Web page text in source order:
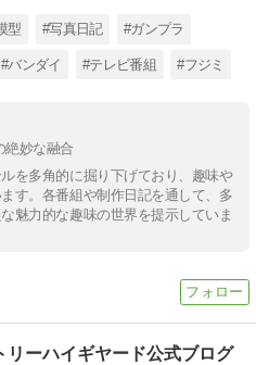
型 #写真日記 #ガンプラ
#バンダイ #テレビ番組 #フジミ
絶妙な融合
を多角的に掘り下げており、趣味や
す。各番組や制作日記を通して、多
魅力的な趣味の世界を提示していま
リーハイギヤード公式ブログ